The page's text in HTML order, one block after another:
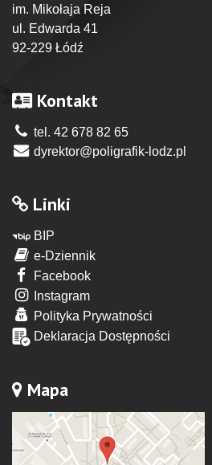
im. Mikołaja Reja
ul. Edwarda 41
92-229 Łódź
Kontakt
tel. 42 678 82 65
dyrektor@poligrafik-lodz.pl
Linki
BIP
e-Dziennik
Facebook
Instagram
Polityka Prywatności
Deklaracja Dostępności
Mapa